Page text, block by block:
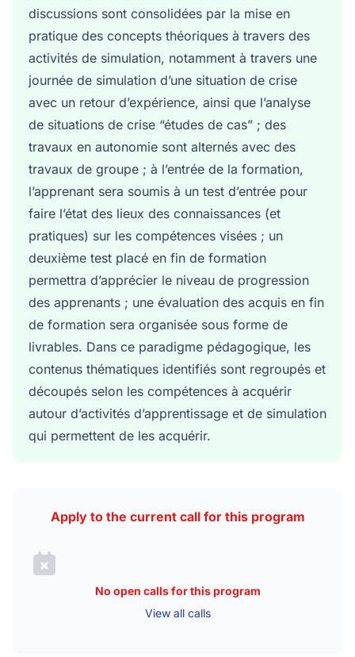
discussions sont consolidées par la mise en
pratique des concepts théoriques à travers des
activités de simulation, notamment à travers une
journée de simulation d’une situation de crise
avec un retour d’expérience, ainsi que l’analyse
de situations de crise “études de cas” ; des
travaux en autonomie sont alternés avec des
travaux de groupe ; à l’entrée de la formation,
l’apprenant sera soumis à un test d’entrée pour
faire l’état des lieux des connaissances (et
pratiques) sur les compétences visées ; un
deuxième test placé en fin de formation
permettra d’apprécier le niveau de progression
des apprenants ; une évaluation des acquis en fin
de formation sera organisée sous forme de
livrables. Dans ce paradigme pédagogique, les
contenus thématiques identifiés sont regroupés et
découpés selon les compétences à acquérir
autour d’activités d’apprentissage et de simulation
qui permettent de les acquérir.
Apply to the current call for this program
No open calls for this program
View all calls